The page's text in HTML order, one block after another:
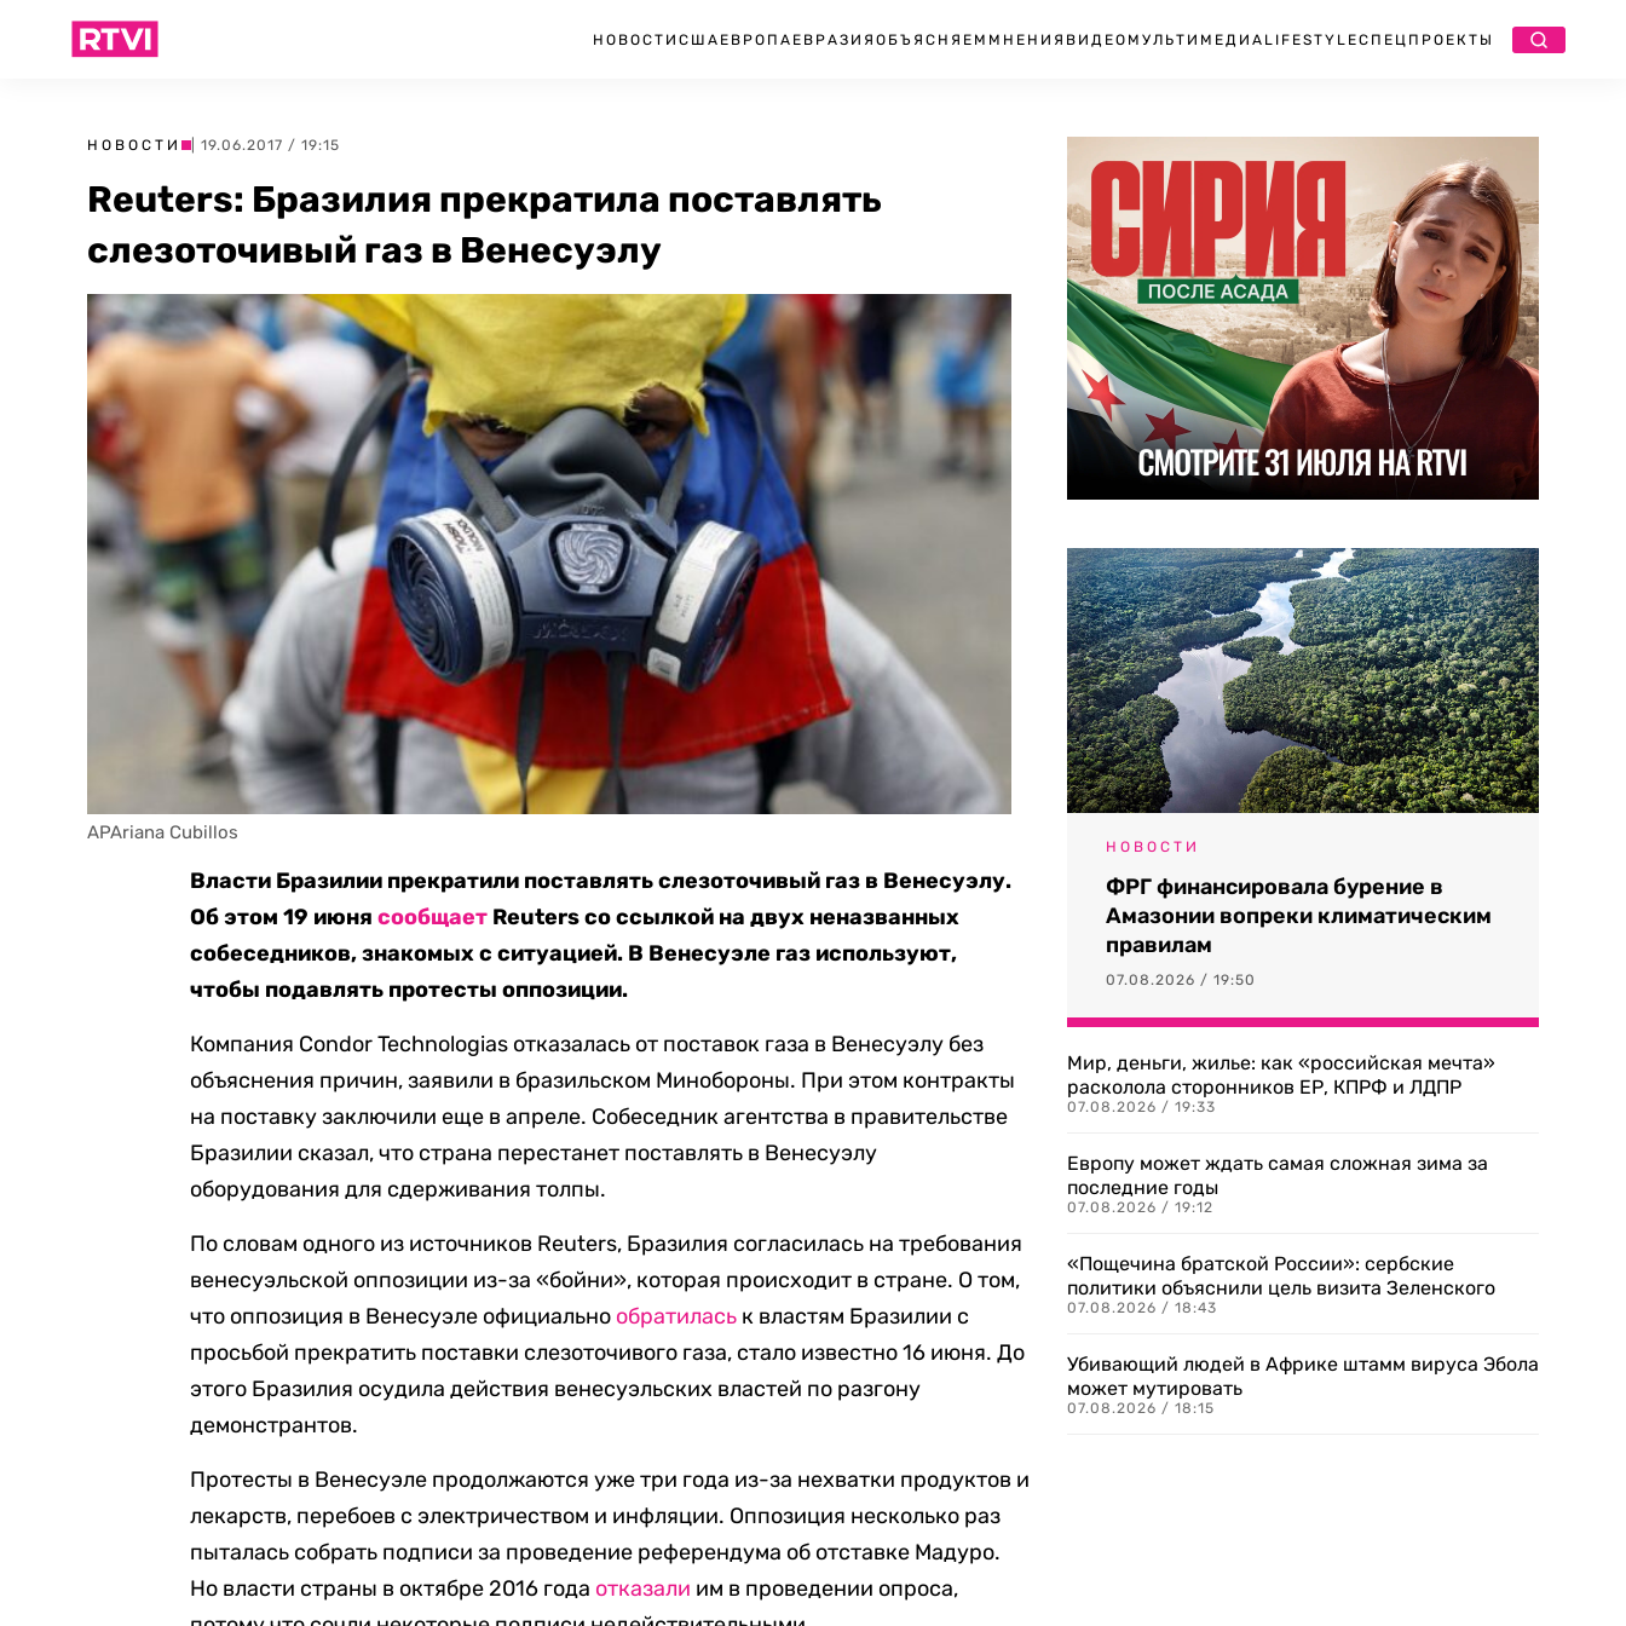
НОВОСТИ США ЕВРОПА ЕВРАЗИЯ ОБЪЯСНЯЕМ МНЕНИЯ ВИДЕО МУЛЬТИМЕДИА LIFESTYLEСПЕЦПРОЕКТЫ
НОВОСТИ | 19.06.2017 / 19:15
Reuters: Бразилия прекратила поставлять
слезоточивый газ в Венесуэлу
APAriana Cubillos
Власти Бразилии прекратили поставлять слезоточивый газ в Венесуэлу.
Об этом 19 июнясообщает Reuters со ссылкой на двух неназванных
собеседников, знакомых с ситуацией. В Венесуэле газ используют,
чтобы подавлять протесты оппозиции.
Компания Condor Technologias отказалась от поставок газа в Венесуэлу без
объяснения причин, заявили в бразильском Минобороны. При этом контракты
на поставку заключили еще в апреле. Собеседник агентства в правительстве
Бразилии сказал, что страна перестанет поставлять в Венесуэлу
оборудования для сдерживания толпы.
По словам одного из источников Reuters, Бразилия согласилась на требования
венесуэльской оппозиции из-за «бойни», которая происходит в стране. О том,
что оппозиция в Венесуэле официально обратилась к властям Бразилии с
просьбой прекратить поставки слезоточивого газа, стало известно 16 июня. До
этого Бразилия осудила действия венесуэльских властей по разгону
демонстрантов.
Протесты в Венесуэле продолжаются уже три года из-за нехватки продуктов и
лекарств, перебоев с электричеством и инфляции. Оппозиция несколько раз
пыталась собрать подписи за проведение референдума об отставке Мадуро.
Но власти страны в октябре 2016 года отказали им в проведении опроса,
НОВОСТИ
ФРГ финансировала бурение в
Амазонии вопреки климатическим
правилам
07.08.2026 / 19:50
Мир, деньги, жилье: как «российская мечта»
расколола сторонников ЕР, КПРФ и ЛДПР
07.08.2026 / 19:33
Европу может ждать самая сложная зима за
последние годы
07.08.2026 / 19:12
«Пощечина братской России»: сербские
политики объяснили цель визита Зеленского
07.08.2026 / 18:43
Убивающий людей в Африке штамм вируса Эбола
может мутировать
07.08.2026 / 18:15